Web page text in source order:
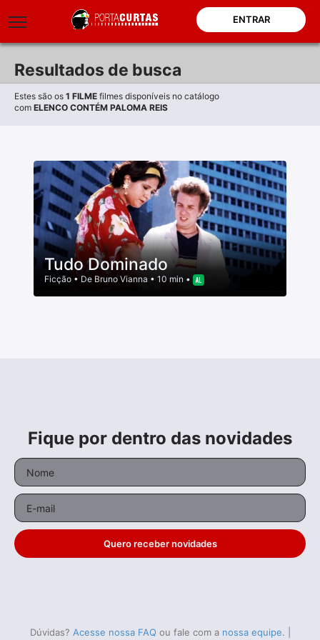
ENTRAR
Resultados de busca
Estes são os 1 FILME filmes disponíveis no catálogo
com ELENCO CONTÉM PALOMA REIS
Tudo Dominado
Ficção • De Bruno Vianna • 10 min •
Fique por dentro das novidades
Quero receber novidades
Dúvidas? Acesse nossa FAQ ou fale com a nossa equipe.